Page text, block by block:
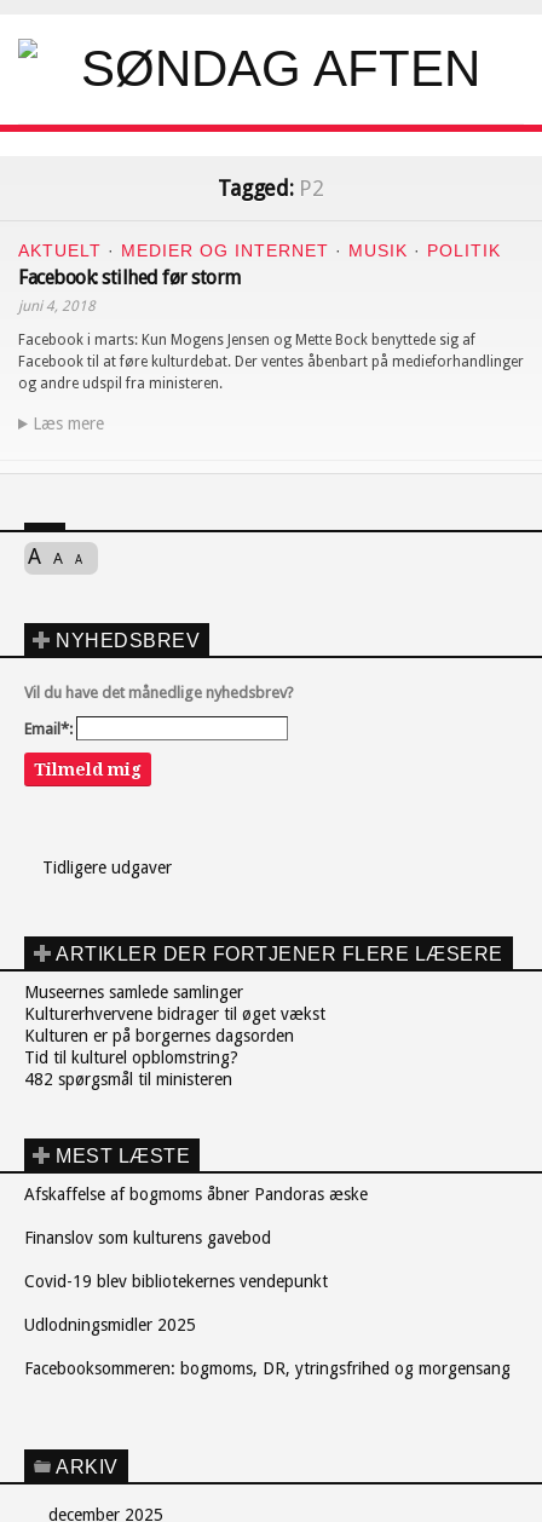
Tagged: P2
AKTUELT · MEDIER OG INTERNET · MUSIK · POLITIK
Facebook: stilhed før storm
juni 4, 2018
Facebook i marts: Kun Mogens Jensen og Mette Bock benyttede sig af
Facebook til at føre kulturdebat. Der ventes åbenbart på medieforhandlinger
og andre udspil fra ministeren.
Læs mere
A A A
NYHEDSBREV
Vil du have det månedlige nyhedsbrev?
Email*:
Tilmeld mig
Tidligere udgaver
ARTIKLER DER FORTJENER FLERE LÆSERE
Museernes samlede samlinger
Kulturerhvervene bidrager til øget vækst
Kulturen er på borgernes dagsorden
Tid til kulturel opblomstring?
482 spørgsmål til ministeren
MEST LÆSTE
Afskaffelse af bogmoms åbner Pandoras æske
Finanslov som kulturens gavebod
Covid-19 blev bibliotekernes vendepunkt
Udlodningsmidler 2025
Facebooksommeren: bogmoms, DR, ytringsfrihed og morgensang
ARKIV
december 2025